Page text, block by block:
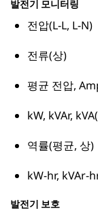
발전기 모니터링
전압(L-L, L-N)
전류(상)
평균 전압,
kW, kVAr,
역률(평균, 상)
kW-hr, kVAr-
발전기 보호